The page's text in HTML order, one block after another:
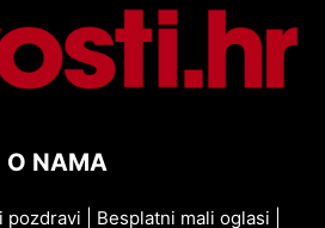
O NAMA
pozdravi Besplatni mali oglasi